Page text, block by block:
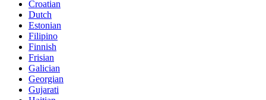
Croatian
Dutch
Estonian
Filipino
Finnish
Frisian
Galician
Georgian
Gujarati